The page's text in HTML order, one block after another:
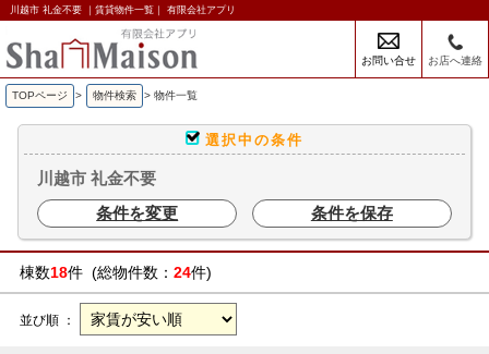
川越市 礼金不要 ｜賃貸物件一覧｜ 有限会社アプリ
お問い合せ お店へ連絡
TOPページ > 物件検索 > 物件一覧
選択中の条件
川越市 礼金不要
条件を変更
条件を保存
棟数18件 (総物件数： 24件)
並び順 ：